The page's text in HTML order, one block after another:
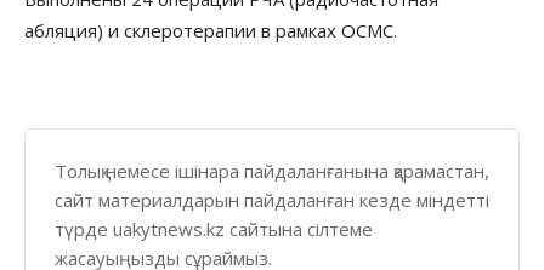
абляция) и склеротерапии в рамках ОСМС.
Толық немесе ішінара пайдаланғанына қарамастан,
сайт материалдарын пайдаланған кезде міндетті
түрде uakytnews.kz сайтына сілтеме
жасауыңызды сұраймыз.